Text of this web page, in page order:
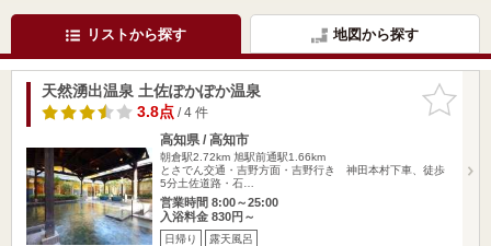
リストから探す 地図から探す
お気に入
りに追加
天然湧出温泉 土佐ぽかぽか温泉
3.8点/ 4 件
高知県 / 高知市
朝倉駅2.72km 旭駅前通駅1.66km
とさでん交通・吉野方面・吉野行き 神田本村下車、徒歩
5分土佐道路・石…
営業時間 8:00～25:00
入浴料金 830円～
日帰り 露天風呂